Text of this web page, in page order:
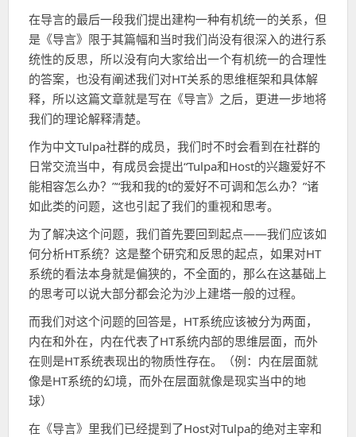
在导言的最后一段我们提出建构一种有机统一的关系，但
是《导言》限于其篇幅和当时我们尚没有很深入的进行系
统性的反思，所以没有向大家给出一个有机统一的合理性
的答案，也没有阐述我们对HT关系的思维框架和具体解
释，所以这篇文章就是写在《导言》之后，更进一步地将
我们的理论解释清楚。
作为中文Tulpa社群的成员，我们时不时会看到在社群的
日常交流当中，有成员会提出“Tulpa和Host的兴趣爱好不
能相容怎么办？”“我和我的t的爱好不可调和怎么办？”诸
如此类的问题，这也引起了我们的重视和思考。
为了解决这个问题，我们首先要回到起点——我们应该如
何分析HT系统？这是整个研究和反思的起点，如果对HT
系统的看法本身就是偏狭的，不全面的，那么在这基础上
的思考可以说大部分都会沦为沙上建塔一般的过程。
而我们对这个问题的回答是，HT系统应该被分为两面，
内在和外在，内在代表了HT系统内部的思维层面，而外
在则是HT系统表现出的物质性存在。（例：内在层面就
像是HT系统的幻境，而外在层面就像是现实当中的地
球）
在《导言》里我们已经提到了Host对Tulpa的绝对主宰和